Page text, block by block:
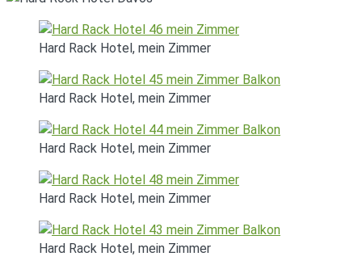
Hard Rack Hotel, mein Zimmer
Hard Rack Hotel, mein Zimmer
Hard Rack Hotel, mein Zimmer
Hard Rack Hotel, mein Zimmer
Hard Rack Hotel, mein Zimmer